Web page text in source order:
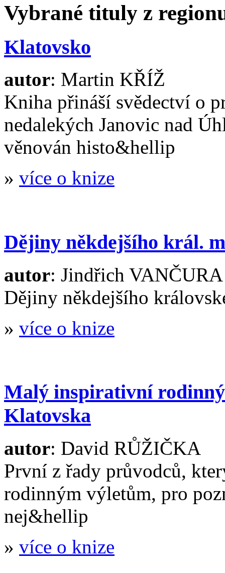
Vybrané tituly z
Klatovsko
autor: Martin KŘÍŽ
Kniha přináší svědectví o
nedalekých Janovic nad
věnován histo&hellip
» více o knize
Dějiny někdejšího král.
autor: Jindřich VANČURA
Dějiny někdejšího
» více o knize
Malý inspirativní rodinný
Klatovska
autor: David RŮŽIČKA
První z řady průvodců,
rodinným výletům, pro
nej&hellip
» více o knize